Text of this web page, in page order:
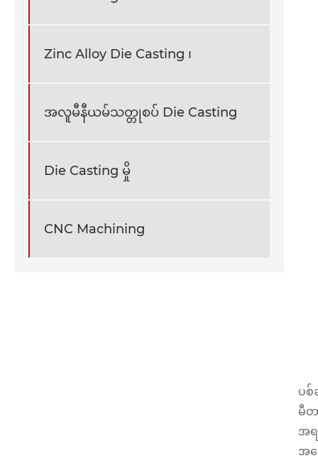
Zinc Alloy Die Casting ၊
အလူမီနီယမ်သတ္တုစပ် Die Casting
Die Casting မှို
CNC Machining
ပစ်
မီ
အရ
အက